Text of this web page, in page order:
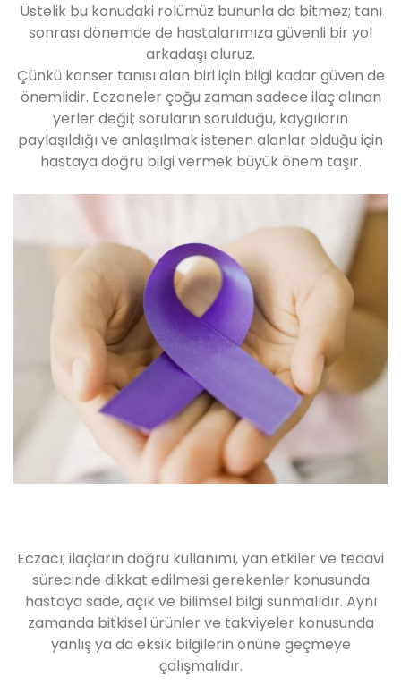
Üstelik bu konudaki rolümüz bununla da bitmez; tanı
sonrası dönemde de hastalarımıza güvenli bir yol
arkadaşı oluruz.
Çünkü kanser tanısı alan biri için bilgi kadar güven de
önemlidir. Eczaneler çoğu zaman sadece ilaç alınan
yerler değil; soruların sorulduğu, kaygıların
paylaşıldığı ve anlaşılmak istenen alanlar olduğu için
hastaya doğru bilgi vermek büyük önem taşır.
Eczacı; ilaçların doğru kullanımı, yan etkiler ve tedavi
sürecinde dikkat edilmesi gerekenler konusunda
hastaya sade, açık ve bilimsel bilgi sunmalıdır. Aynı
zamanda bitkisel ürünler ve takviyeler konusunda
yanlış ya da eksik bilgilerin önüne geçmeye
çalışmalıdır.